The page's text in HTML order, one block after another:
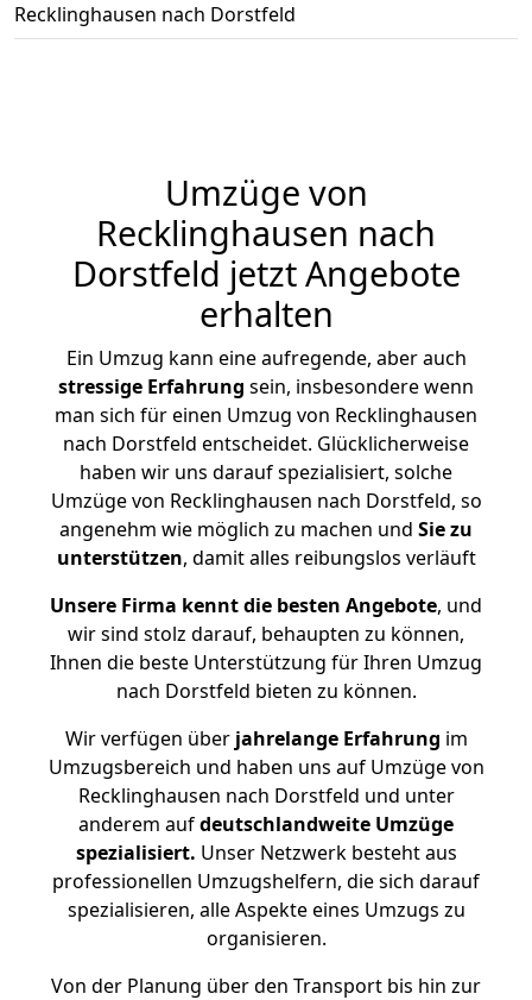
Recklinghausen nach Dorstfeld
Umzüge von
Recklinghausen nach
Dorstfeld jetzt Angebote
erhalten
Ein Umzug kann eine aufregende, aber auch
stressige Erfahrung sein, insbesondere wenn
man sich für einen Umzug von Recklinghausen
nach Dorstfeld entscheidet. Glücklicherweise
haben wir uns darauf spezialisiert, solche
Umzüge von Recklinghausen nach Dorstfeld, so
angenehm wie möglich zu machen und Sie zu
unterstützen, damit alles reibungslos verläuft
Unsere Firma kennt die besten Angebote, und
wir sind stolz darauf, behaupten zu können,
Ihnen die beste Unterstützung für Ihren Umzug
nach Dorstfeld bieten zu können.
Wir verfügen überjahrelange Erfahrung im
Umzugsbereich und haben uns auf Umzüge von
Recklinghausen nach Dorstfeld und unter
anderem aufdeutschlandweite Umzüge
spezialisiert. Unser Netzwerk besteht aus
professionellen Umzugshelfern, die sich darauf
spezialisieren, alle Aspekte eines Umzugs zu
organisieren.
Von der Planung über den Transport bis hin zur